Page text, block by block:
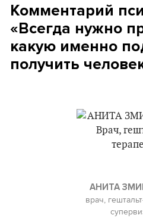
Комментарий
«Всегда нужно
какую именно
получить
АНИТА
врач,